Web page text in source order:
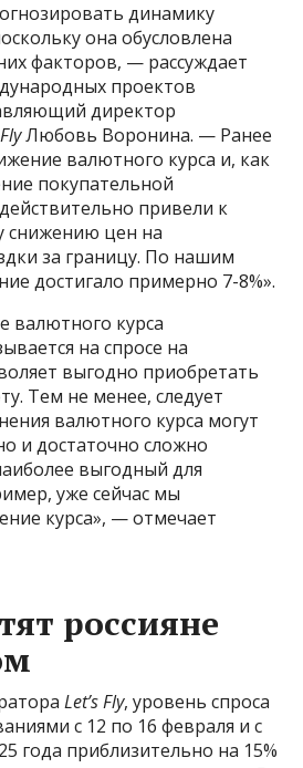
динамику
она обусловлена
факторов, — рассуждает
проектов
директор
Любовь Воронина. — Ранее
валютного курса и, как
покупательной
привели к
снижению цен на
за границу. По нашим
достигало примерно 7-8%».
валютного курса
на спросе на
выгодно приобретать
Тем не менее, следует
валютного курса могут
и достаточно сложно
выгодный для
уже сейчас мы
курса», — отмечает
россияне
Let’s Fly, уровень спроса
с 12 по 16 февраля и с
года приблизительно на 15%